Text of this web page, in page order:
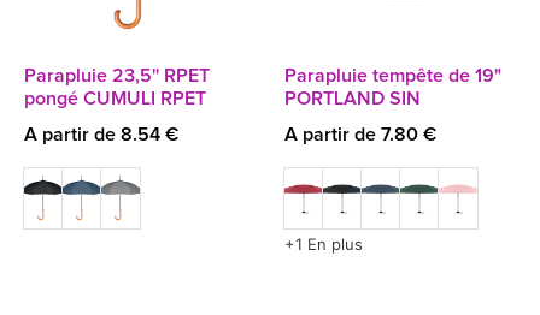
Parapluie 23,5'' RPET
pongé CUMULI RPET
A partir de 8.54 €
Parapluie tempête de 19"
PORTLAND SIN
A partir de 7.80 €
+1 En plus